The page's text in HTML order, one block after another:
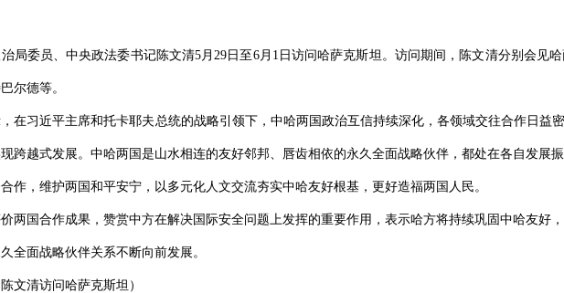
局委员、中央政法委书记陈文清5月29日至6月1日访问哈萨克斯坦。访问期间，陈文清分别会见
尔德等。
在习近平主席和托卡耶夫总统的战略引领下，中哈两国政治互信持续深化，各领域交往合作日益
跨越式发展。中哈两国是山水相连的友好邻邦、唇齿相依的永久全面战略伙伴，都处在各自发展
作，维护两国和平安宁，以多元化人文交流夯实中哈友好根基，更好造福两国人民。
两国合作成果，赞赏中方在解决国际安全问题上发挥的重要作用，表示哈方将持续巩固中哈友好
全面战略伙伴关系不断向前发展。
陈文清访问哈萨克斯坦）